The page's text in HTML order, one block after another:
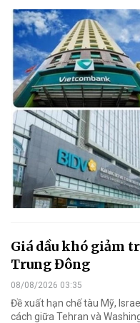
Giá dầu khó giảm
Trung Đông
08/08/2026 03:35
Đề xuất hạn chế tàu Mỹ,
cách giữa Tehran và